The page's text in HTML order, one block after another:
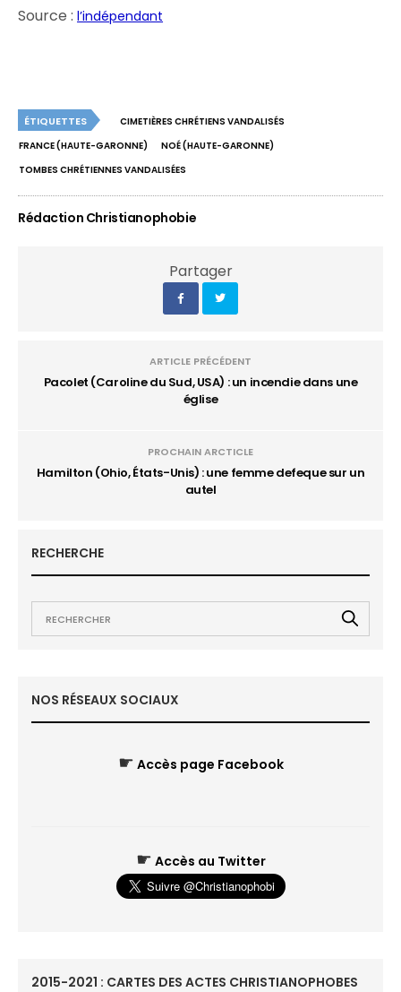
Source :l’indépendant
ÉTIQUETTES
CIMETIÈRES CHRÉTIENS VANDALISÉS
FRANCE (HAUTE-GARONNE)
NOÉ (HAUTE-GARONNE)
TOMBES CHRÉTIENNES VANDALISÉES
Rédaction Christianophobie
Partager
ARTICLE PRÉCÉDENT
Pacolet (Caroline du Sud, USA) : un incendie dans une
église
PROCHAIN ARCTICLE
Hamilton (Ohio, États-Unis) : une femme defeque sur un
autel
RECHERCHE
NOS RÉSEAUX SOCIAUX
☛ Accès page Facebook
☛ Accès au Twitter
2015-2021 : CARTES DES ACTES CHRISTIANOPHOBES